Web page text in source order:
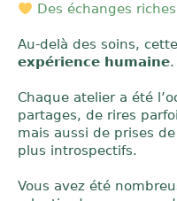
Des échanges
Au-delà des soins,
expérience humaine.
Chaque atelier a été
partages, de rires
mais aussi de prises
plus introspectifs.
Vous avez été